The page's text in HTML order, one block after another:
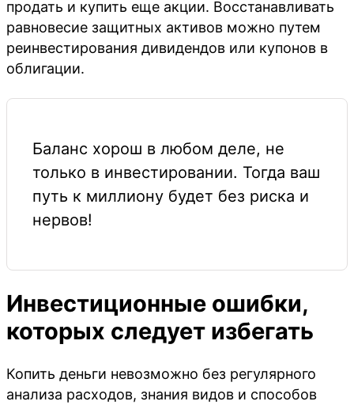
продать и купить еще акции. Восстанавливать
равновесие защитных активов можно путем
реинвестирования дивидендов или купонов в
облигации.
Баланс хорош в любом деле, не
только в инвестировании. Тогда ваш
путь к миллиону будет без риска и
нервов!
Инвестиционные ошибки,
которых следует избегать
Копить деньги невозможно без регулярного
анализа расходов, знания видов и способов